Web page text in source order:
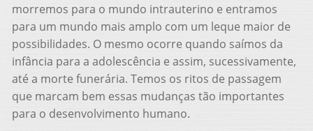
morremos para o mundo intrauterino e entramos
para um mundo mais amplo com um leque maior de
possibilidades. O mesmo ocorre quando saímos da
infância para a adolescência e assim, sucessivamente,
até a morte funerária. Temos os ritos de passagem
que marcam bem essas mudanças tão importantes
para o desenvolvimento humano.